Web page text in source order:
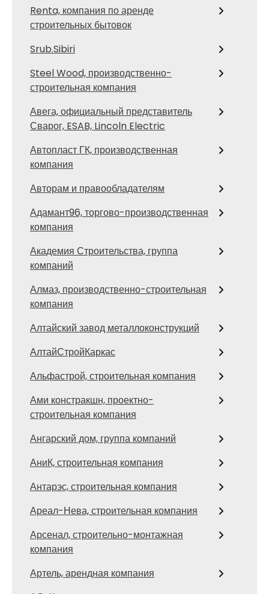
Renta, компания по аренде
строительных бытовок
Srub.Sibiri
Steel Wood, производственно-
строительная компания
Авега, официальный представитель
Сварог, ESAB, Lincoln Electric
Автопласт ГК, производственная
компания
Авторам и правообладателям
Адамант96, торгово-производственная
компания
Академия Строительства, группа
компаний
Алмаз, производственно-строительная
компания
Алтайский завод металлоконструкций
АлтайСтройКаркас
Альфастрой, строительная компания
Ами констракшн, проектно-
строительная компания
Ангарский дом, группа компаний
АниК, строительная компания
Антарэс, строительная компания
Ареал-Нева, строительная компания
Арсенал, строительно-монтажная
компания
Артель, арендная компания